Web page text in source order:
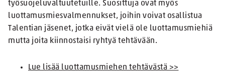
työsuojeluvaltuutetuille. Suosittuja ovat myös
luottamusmiesvalmennukset, joihin voivat osallistua
Talentian jäsenet, jotka eivät vielä ole luottamusmiehiä
mutta joita kiinnostaisi ryhtyä tehtävään.
Lue lisää luottamusmiehen tehtävästä >>